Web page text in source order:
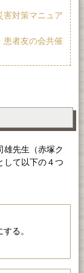
害対策マニュア
患者友の会共催
雄先生（赤塚ク
して以下の４つ
る。